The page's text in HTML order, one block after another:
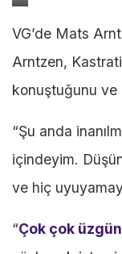
Kastrati
|
Fotoğraf:
Stromsgodset
Futbol
Kulübü
VG’de Mats
Arntzen,
konuştuğunu ve
“Şu anda
içindeyim.
ve hiç
“Çok çok